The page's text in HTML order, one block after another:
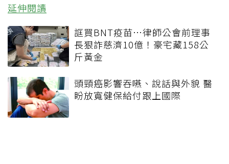
延伸閱讀
誆買BNT疫苗…律師公會前理事
長狠詐慈濟10億！豪宅藏158公
斤黃金
頭頸癌影響吞嚥、說話與外貌 醫
盼放寬健保給付跟上國際